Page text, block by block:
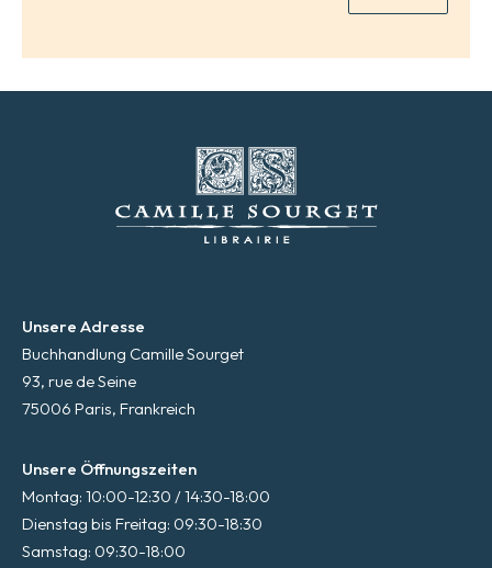
Unsere Adresse
Buchhandlung Camille Sourget
93, rue de Seine
75006 Paris, Frankreich
Unsere Öffnungszeiten
Montag: 10:00-12:30 / 14:30-18:00
Dienstag bis Freitag: 09:30-18:30
Samstag: 09:30-18:00